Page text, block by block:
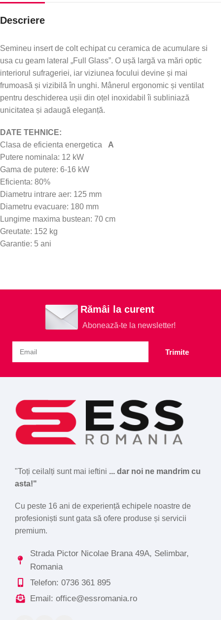
Descriere
Semineu insert de colt echipat cu ceramica de acumulare si
usa cu geam lateral „Full Glass”. O ușă largă va mări optic
interiorul sufrageriei, iar viziunea focului devine și mai
frumoasă și vizibilă în unghi. Mânerul ergonomic și ventilat
pentru deschiderea ușii din oțel inoxidabil îi subliniază
unicitatea și adaugă eleganță.
DATE TEHNICE:
Clasa de eficienta energetica
A
Putere nominala: 12 kW
Gama de putere: 6-16 kW
Eficienta: 80%
Diametru intrare aer: 125 mm
Diametru evacuare: 180 mm
Lungime maxima bustean: 70 cm
Greutate: 152 kg
Garantie: 5 ani
Rămâi la curent
Abonează-te la newsletter!
Trimite
"Toți ceilalți sunt mai ieftini ... dar noi ne mandrim cu
asta!"
Cu peste 16 ani de experiență echipele noastre de
profesioniști sunt gata să ofere produse și servicii
premium.
Strada Pictor Nicolae Brana 49A, Selimbar,
Romania
Telefon: 0736 361 895
Email: office@essromania.ro